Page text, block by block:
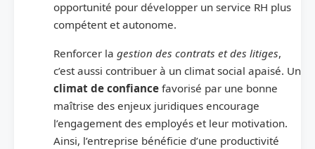
opportunité pour développer un service RH plus
compétent et autonome.
Renforcer la gestion des contrats et des litiges,
c’est aussi contribuer à un climat social apaisé. Un
climat de confiance favorisé par une bonne
maîtrise des enjeux juridiques encourage
l’engagement des employés et leur motivation.
Ainsi, l’entreprise bénéficie d’une productivité